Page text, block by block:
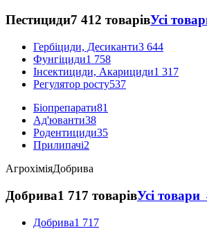
Пестициди7 412 товарівУсі
Гербіциди, Десиканти3 644
Фунгіциди1 758
Інсектициди, Акарициди1 317
Регулятор росту537
Біопрепарати81
Ад'юванти38
Родентициди35
Прилипачі2
АгрохіміяДобрива
Добрива1 717 товарівУсі товари
Добрива1 717